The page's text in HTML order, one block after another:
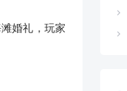
婚礼，玩家